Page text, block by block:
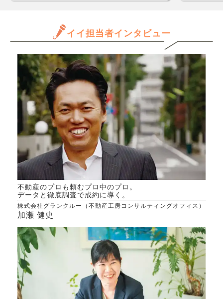
だけ
ます
きる
か、
専門
イイ担当者インタビュー
不動産のプロも頼むプロ中のプロ。
データと徹底調査で成約に導く。
株式会社グランクルー（不動産工房コンサルティングオフィス）
加瀬 健史